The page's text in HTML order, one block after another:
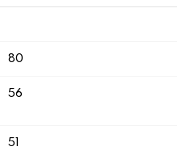
80
56
51